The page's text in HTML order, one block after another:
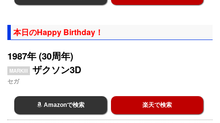
本日のHappy Birthday！
1987年 (30周年)
MARKIII ザクソン3D
セガ
Amazonで検索 楽天で検索